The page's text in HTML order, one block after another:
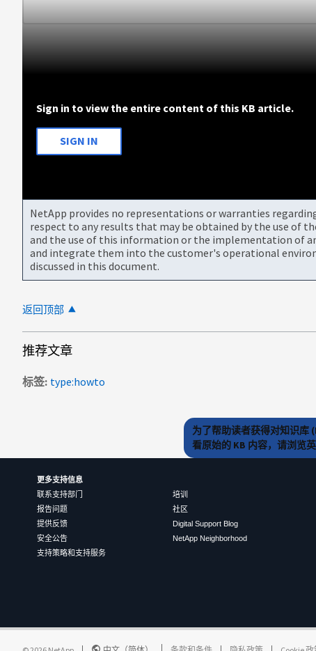
Sign in to view the entire content of this KB article.
SIGN IN
NetApp provides no representations or warranties
respect to any results that may be obtained by the use of
and the use of this information or the implementation of
and integrate them into the customer's operational
discussed in this document.
返回顶部
推荐文章
标签 type:howto
为了帮助读者获得对知识库
看原始的 KB 内容，请浏览
更多支持信息
联系支持部门
报告问题
提供反馈
安全公告
支持策略和支持服务
培训
社区
Digital Support Blog
NetApp Neighborhood